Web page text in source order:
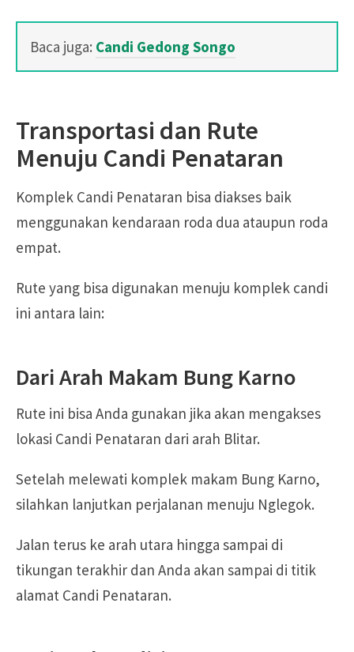
Baca juga: Candi Gedong Songo
Transportasi dan Rute
Menuju Candi Penataran
Komplek Candi Penataran bisa diakses baik
menggunakan kendaraan roda dua ataupun roda
empat.
Rute yang bisa digunakan menuju komplek candi
ini antara lain:
Dari Arah Makam Bung Karno
Rute ini bisa Anda gunakan jika akan mengakses
lokasi Candi Penataran dari arah Blitar.
Setelah melewati komplek makam Bung Karno,
silahkan lanjutkan perjalanan menuju Nglegok.
Jalan terus ke arah utara hingga sampai di
tikungan terakhir dan Anda akan sampai di titik
alamat Candi Penataran.